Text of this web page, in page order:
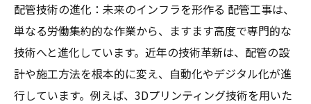
配管技術の進化：未来のインフラを形作る 配管工事は、
単なる労働集約的な作業から、ますます高度で専門的な
技術へと進化しています。近年の技術革新は、配管の設
計や施工方法を根本的に変え、自動化やデジタル化が進
行しています。例えば、3Dプリンティング技術を用いた